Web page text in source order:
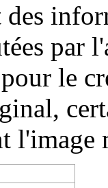
par
le
l'image